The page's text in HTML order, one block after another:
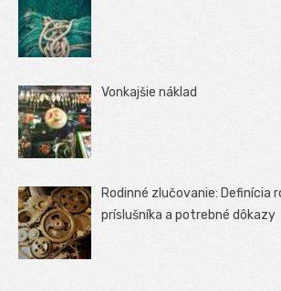
Vonkajšie náklad
Rodinné zlučovanie: Definícia
príslušníka a potrebné dôkazy